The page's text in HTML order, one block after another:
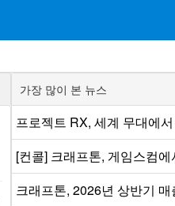
가장 많이 본 뉴스
프로젝트 RX, 세계 무대에
[컨콜] 크래프톤, 게임스컴
크래프톤, 2026년 상반기